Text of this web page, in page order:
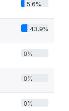
5.6%
43.9%
0%
0%
0%